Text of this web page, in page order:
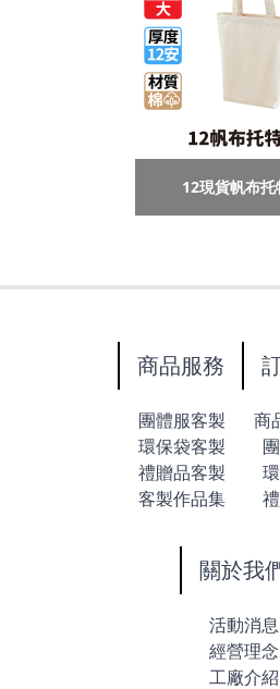
12現貨帆布托
商品服務
團體服客製
環保袋客製
禮贈品客製
客製作品集
商
關於我
活動消息
經營理念
工廠介紹